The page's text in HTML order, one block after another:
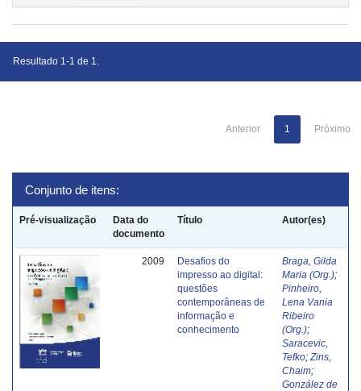
Resultado 1-1 de 1.
Anterior 1 Próximo
Conjunto de itens:
Pré-visualização
Data do
documento
Título Autor(es)
2009
Desafios do
impresso ao digital:
questões
contemporâneas de
informação e
conhecimento
Braga, Gilda
Maria (Org.);
Pinheiro,
Lena Vania
Ribeiro
(Org.);
Saracevic,
Tefko; Zins,
Chaim;
González de